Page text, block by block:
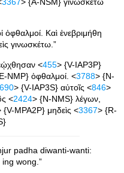
Καὶ ἐνεβριμήθη
γινωσκέτω.”
<455> {V-IAP3P}
NMP} ὀφθαλμοί. <3788> {N-
> {V-IAP3S} αὐτοῖς <846>
<2424> {N-NMS} λέγων,
{V-MPA2P} μηδεὶς <3367> {R-
padha diwanti-wanti:
wong.”